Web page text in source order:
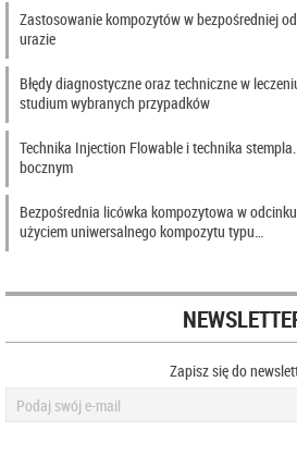
Zastosowanie kompozytów w bezpośredniej
urazie
Błędy diagnostyczne oraz techniczne w
studium wybranych przypadków
Technika Injection Flowable i technika
bocznym
Bezpośrednia licówka kompozytowa w
użyciem uniwersalnego kompozytu typu…
Zapisz się do